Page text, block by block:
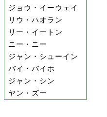
ジョウ・イーウェイ
リウ・ハオラン
リー・イートン
ニー・ニー
ジャン・シューイン
バイ・バイホ
ジャン・シン
ヤン・ズー